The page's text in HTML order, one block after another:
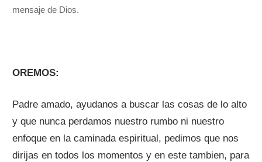
mensaje de Dios.
OREMOS:
Padre amado, ayudanos a buscar las cosas de lo alto
y que nunca perdamos nuestro rumbo ni nuestro
enfoque en la caminada espiritual, pedimos que nos
dirijas en todos los momentos y en este tambien, para